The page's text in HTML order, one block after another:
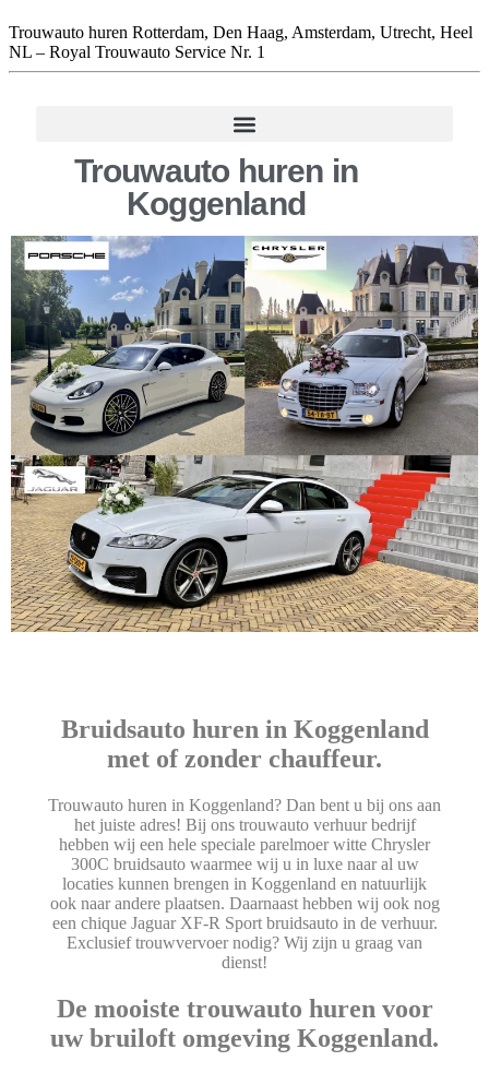
Trouwauto huren Rotterdam, Den Haag, Amsterdam, Utrecht, Heel
NL – Royal Trouwauto Service Nr. 1
Trouwauto huren in
Koggenland
Bruidsauto huren in Koggenland
met of zonder chauffeur.
Trouwauto huren in Koggenland? Dan bent u bij ons aan
het juiste adres! Bij ons trouwauto verhuur bedrijf
hebben wij een hele speciale parelmoer witte Chrysler
300C bruidsauto waarmee wij u in luxe naar al uw
locaties kunnen brengen in Koggenland en natuurlijk
ook naar andere plaatsen. Daarnaast hebben wij ook nog
een chique Jaguar XF-R Sport bruidsauto in de verhuur.
Exclusief trouwvervoer nodig? Wij zijn u graag van
dienst!
De mooiste trouwauto huren voor
uw bruiloft omgeving Koggenland.